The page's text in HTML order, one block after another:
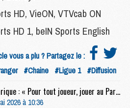
HD, VieON, VTVcab ON
HD 1, beIN Sports English
vous a plu ? Partagez le :
#Chaine #Ligue 1 #Diffusion
Match : Luis Enrique : « Pour tout joueur, jouer au Parc, c'est toujours spécial »
2026 à 10:36